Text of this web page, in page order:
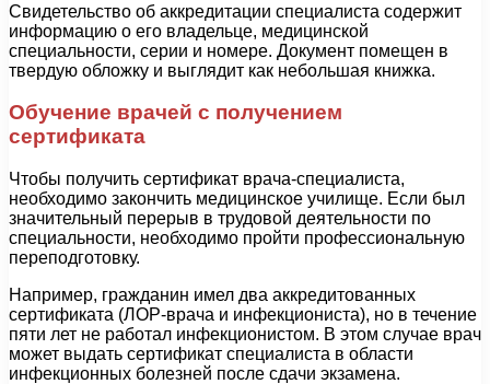
Свидетельство об аккредитации специалиста содержит
информацию о его владельце, медицинской
специальности, серии и номере. Документ помещен в
твердую обложку и выглядит как небольшая книжка.
Обучение врачей с получением
сертификата
Чтобы получить сертификат врача-специалиста,
необходимо закончить медицинское училище. Если был
значительный перерыв в трудовой деятельности по
специальности, необходимо пройти профессиональную
переподготовку.
Например, гражданин имел два аккредитованных
сертификата (ЛОР-врача и инфекциониста), но в течение
пяти лет не работал инфекционистом. В этом случае врач
может выдать сертификат специалиста в области
инфекционных болезней после сдачи экзамена.